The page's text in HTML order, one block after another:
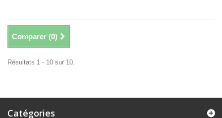
Comparer (0)
Résultats 1 - 10 sur 10.
Catégories